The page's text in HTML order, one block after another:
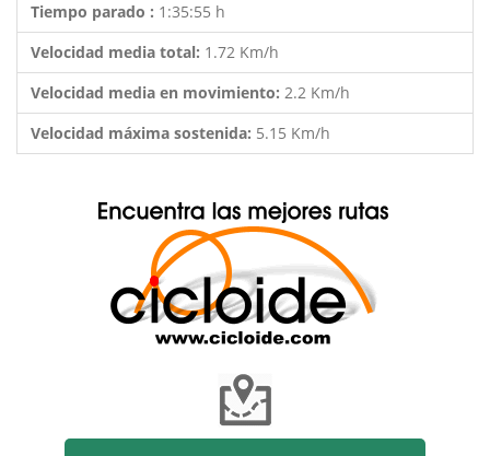
Tiempo parado : 1:35:55 h
Velocidad media total: 1.72 Km/h
Velocidad media en movimiento: 2.2 Km/h
Velocidad máxima sostenida: 5.15 Km/h